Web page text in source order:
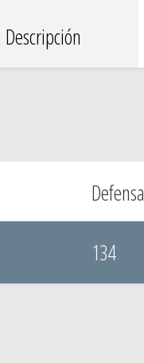
Descripción
Defensa
134